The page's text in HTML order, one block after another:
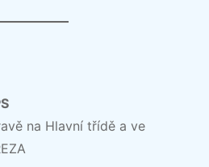
na Hlavní třídě a ve